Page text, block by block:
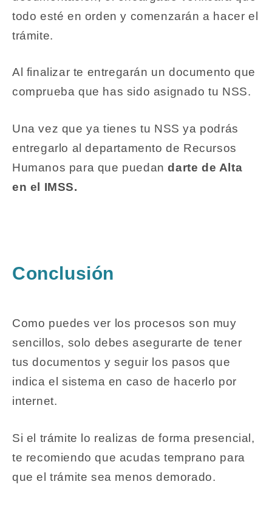
todo esté en orden y comenzarán a hacer el
trámite.
Al finalizar te entregarán un documento que
comprueba que has sido asignado tu NSS.
Una vez que ya tienes tu NSS ya podrás
entregarlo al departamento de Recursos
Humanos para que puedandarte de Alta
en el IMSS.
Conclusión
Como puedes ver los procesos son muy
sencillos, solo debes asegurarte de tener
tus documentos y seguir los pasos que
indica el sistema en caso de hacerlo por
internet.
Si el trámite lo realizas de forma presencial,
te recomiendo que acudas temprano para
que el trámite sea menos demorado.